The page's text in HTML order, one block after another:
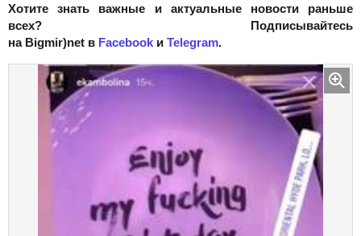
Хотите знать важные и актуальные новости раньше
всех? Подписывайтесь
на Bigmir)net в Facebook и Telegram.